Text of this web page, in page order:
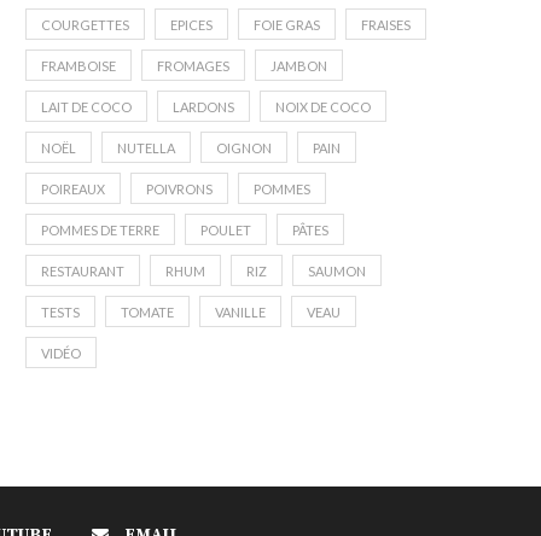
COURGETTES EPICES FOIE GRAS FRAISES
FRAMBOISE FROMAGES JAMBON
LAIT DE COCO LARDONS NOIX DE COCO
NOËL NUTELLA OIGNON PAIN
POIREAUX POIVRONS POMMES
POMMES DE TERRE POULET PÂTES
RESTAURANT RHUM RIZ SAUMON
TESTS TOMATE VANILLE VEAU
VIDÉO